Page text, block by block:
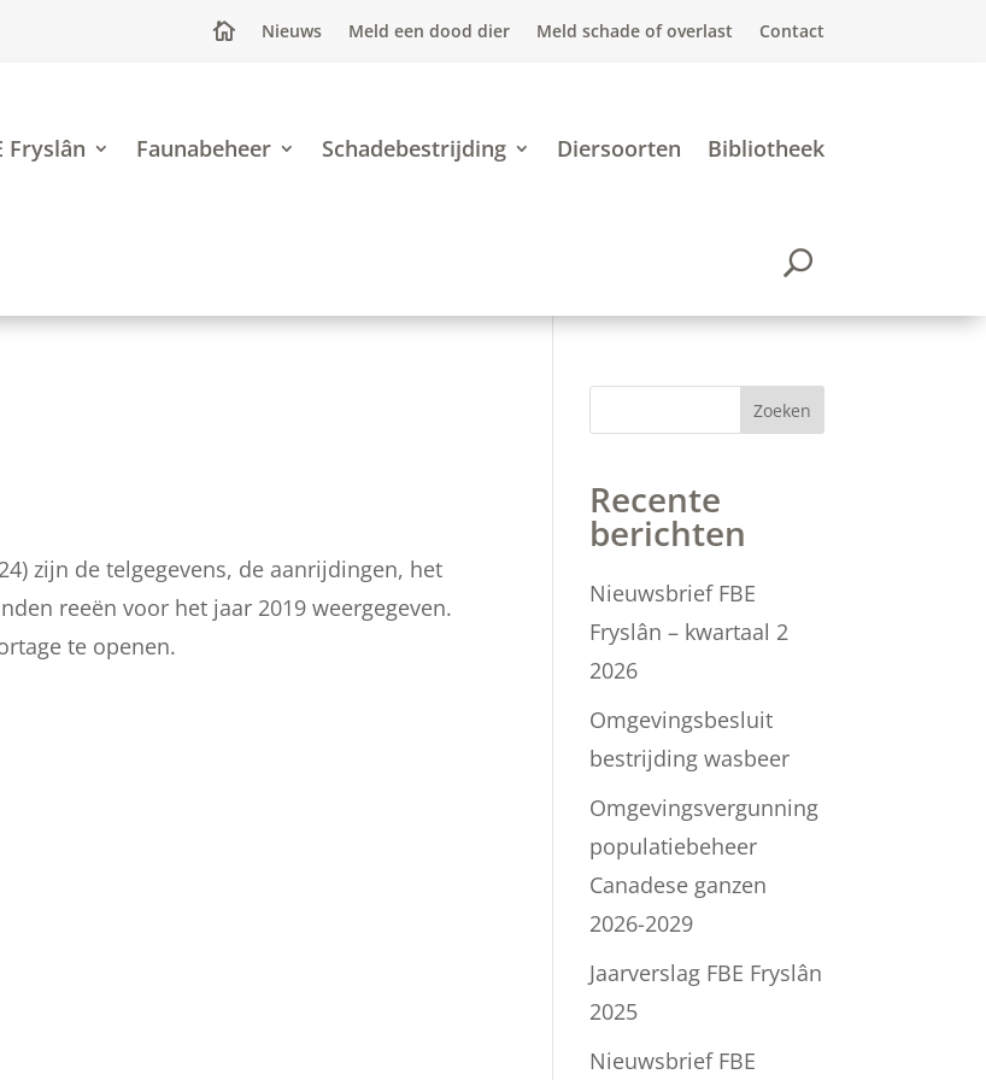
 Nieuws Meld een dood dier Meld schade of overlast Contact
Fryslân Faunabeheer Schadebestrijding Diersoorten Bibliotheek
zijn de telgegevens, de aanrijdingen, het
reeën voor het jaar 2019 weergegeven.
te openen.
Zoeken
Recente
berichten
Nieuwsbrief FBE
Fryslân – kwartaal 2
2026
Omgevingsbesluit
bestrijding wasbeer
Omgevingsvergunning
populatiebeheer
Canadese ganzen
2026-2029
Jaarverslag FBE Fryslân
2025
Nieuwsbrief FBE